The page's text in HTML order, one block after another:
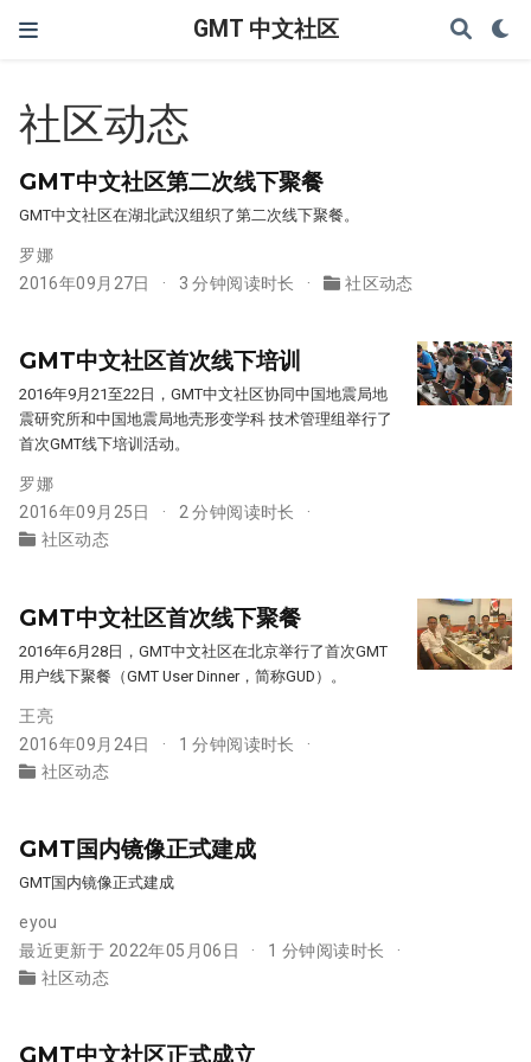
GMT 中文社区
社区动态
GMT中文社区第二次线下聚餐
GMT中文社区在湖北武汉组织了第二次线下聚餐。
罗娜
2016年09月27日
3 分钟阅读时长 社区动态
GMT中文社区首次线下培训
2016年9月21至22日，GMT中文社区协同中国地震局地
震研究所和中国地震局地壳形变学科 技术管理组举行了
首次GMT线下培训活动。
罗娜
2016年09月25日
2 分钟阅读时长
社区动态
GMT中文社区首次线下聚餐
2016年6月28日，GMT中文社区在北京举行了首次GMT
用户线下聚餐（GMT User Dinner，简称GUD）。
王亮
2016年09月24日
1 分钟阅读时长
社区动态
GMT国内镜像正式建成
GMT国内镜像正式建成
eyou
最近更新于 2022年05月06日
1 分钟阅读时长
社区动态
GMT中文社区正式成立